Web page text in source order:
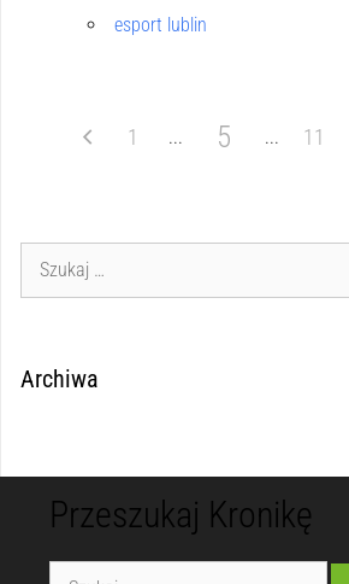
esport lublin
1 5 11
Archiwa
Przeszukaj Kronikę